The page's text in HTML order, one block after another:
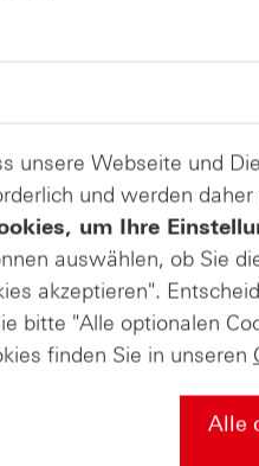
unsere Webseite und
und werden
um Ihre
auswählen, ob Sie
akzeptieren".
bitte "Alle optionalen
finden Sie in unseren
Alle